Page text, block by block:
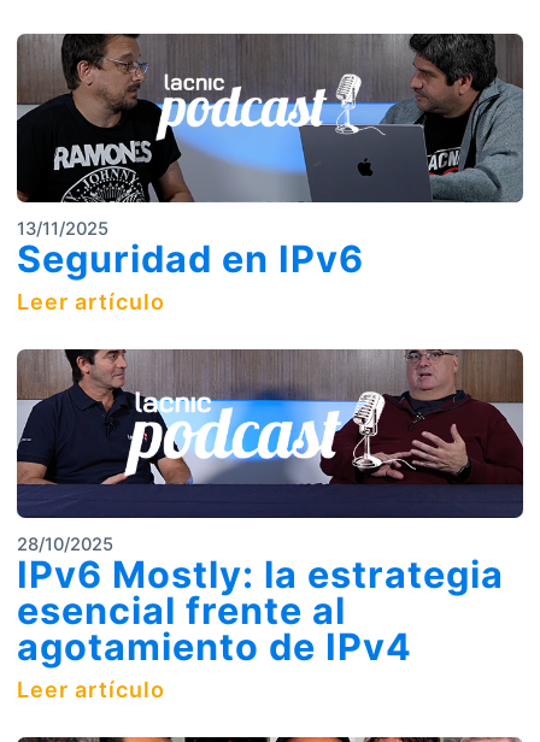
13/11/2025
Seguridad en IPv6
Leer artículo
28/10/2025
IPv6 Mostly: la estrategia
esencial frente al
agotamiento de IPv4
Leer artículo